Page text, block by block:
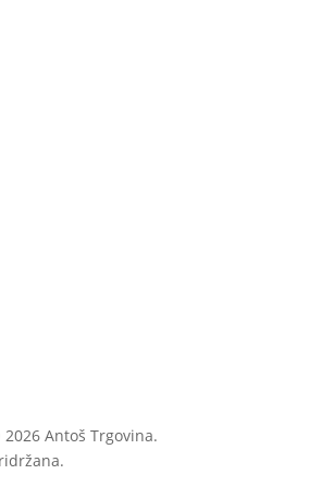
Antoš Trgovina.